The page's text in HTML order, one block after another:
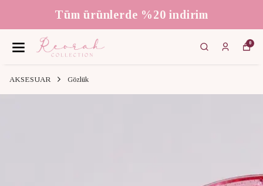
Tüm ürünlerde %20 indirim
0
AKSESUAR Gözlük